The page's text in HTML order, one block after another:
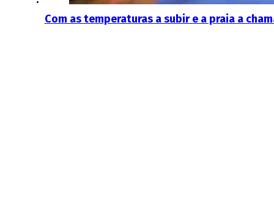
Com as temperaturas a subir e a praia a